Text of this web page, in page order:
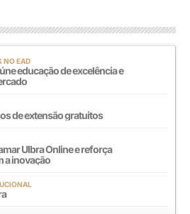
NO EAD
educação de excelência e
de extensão gratuitos
Ulbra Online e reforça
a inovação